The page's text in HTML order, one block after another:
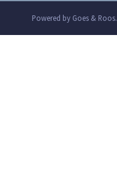
Powered by Goes & Roos.